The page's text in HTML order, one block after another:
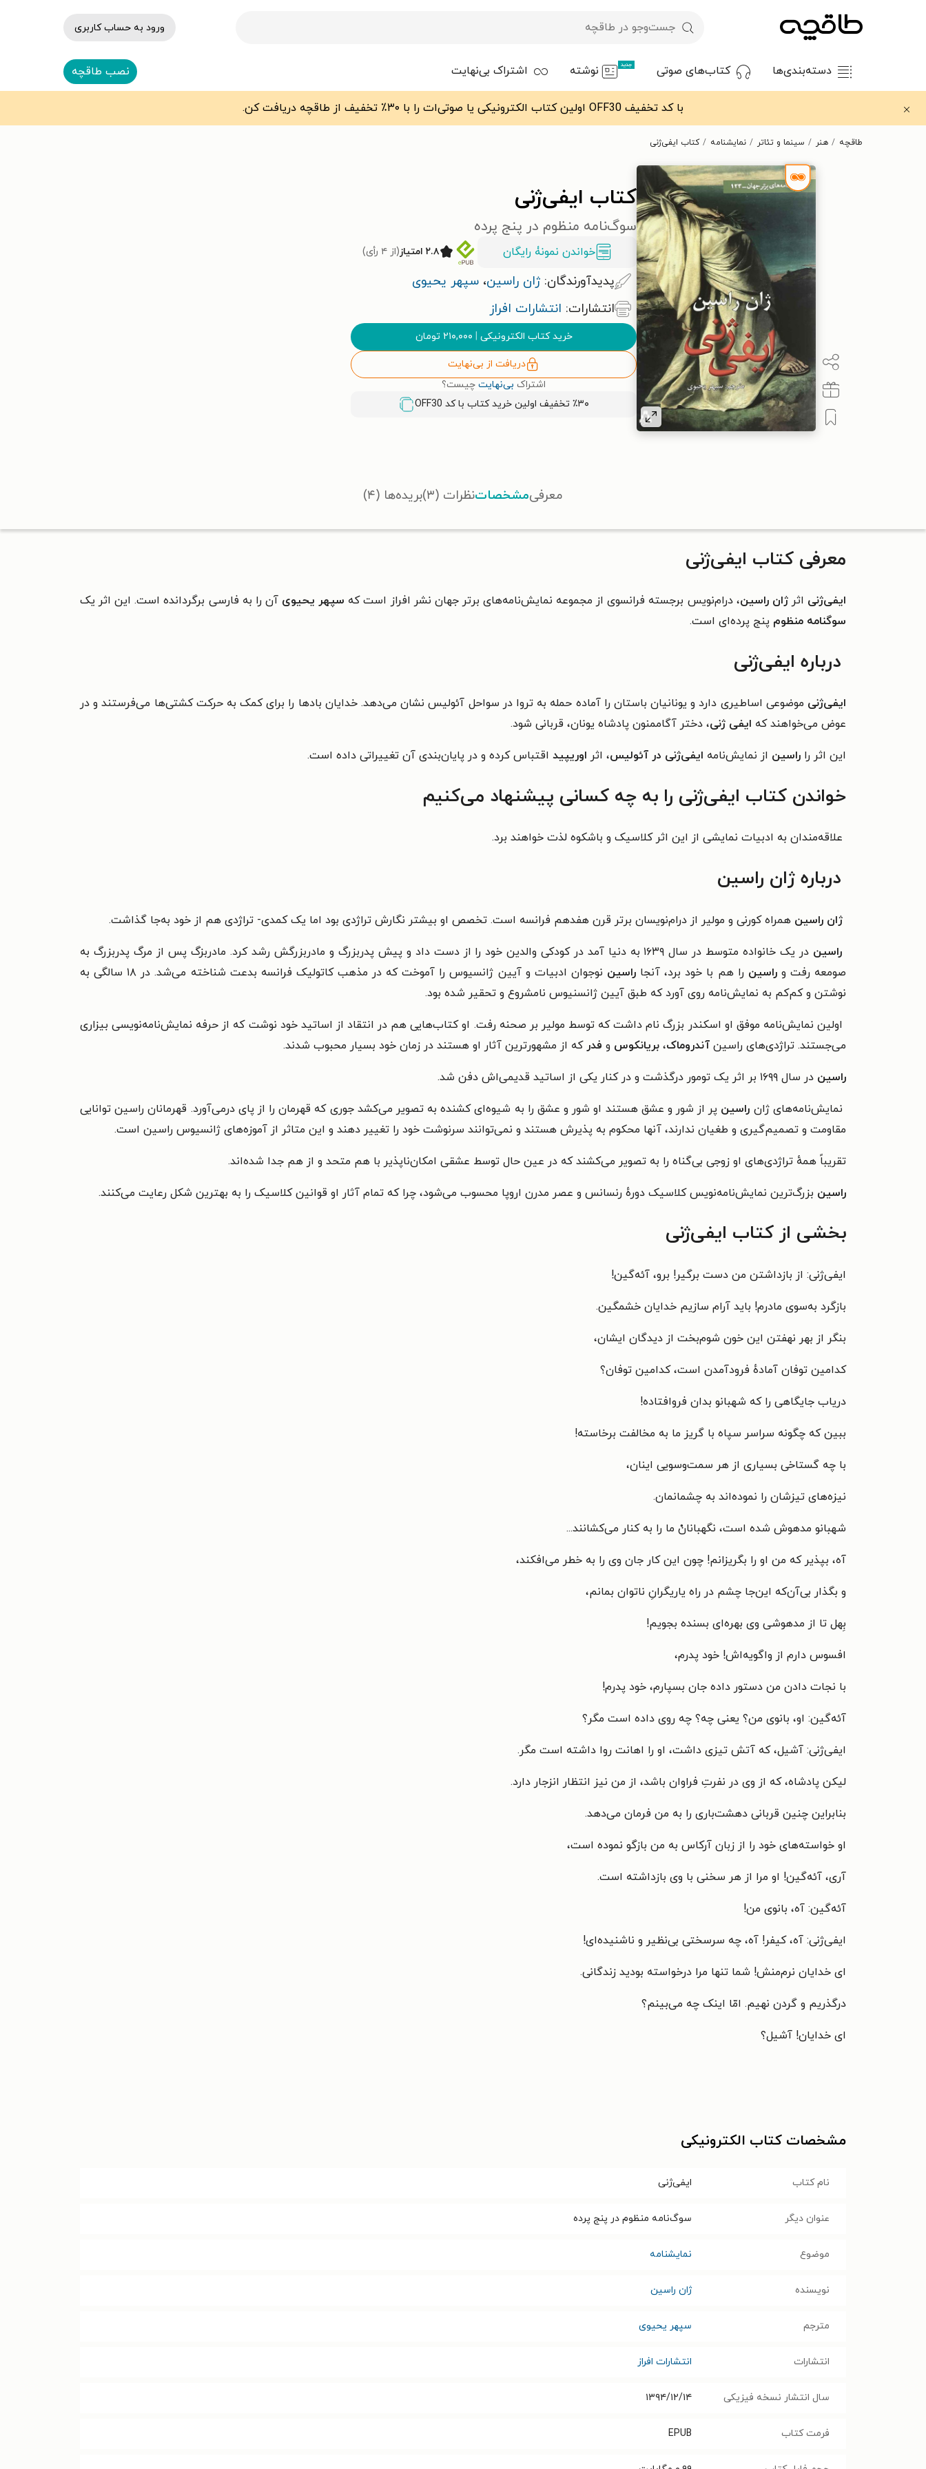
ورود به حساب کاربری
دسته‌بندی‌ها کتاب‌های صوتی جدید نوشته اشتراک بی‌نهایت نصب طاقچه
با کد تخفیف OFF30 اولین کتاب الکترونیکی یا صوتی‌ات را با ۳۰٪ تخفیف از طاقچه دریافت کن.
طاقچه هنر سینما و تئاتر نمایشنامه کتاب ایفی‌ژنی
کتاب ایفی‌ژنی
سوگ‌نامه‌ منظوم در پنج پرده
خواندن نمونۀ رایگان ۲.۸ امتیاز (از ۴ رأی)
پدیدآورندگان: ژان راسین، سپهر یحیوی
انتشارات: انتشارات افراز
خرید کتاب الکترونیکی | ۲۱۰,۰۰۰ تومان
دریافت از بی‌نهایت
اشتراک بی‌نهایت چیست؟
٪۳۰ تخفیف اولین خرید کتاب با کد
OFF30
معرفیمشخصاتنظرات (۳) بریده‌ها (۴)
معرفی کتاب ایفی‌ژنی
ایفی‌ژنی اثرژان راسین، درام‌نویس برجسته فرانسوی از مجموعه نمایش‌نامه‌های برتر جهان نشر افراز است که سپهر یحیوی آن را به فارسی برگردانده است. این اثر یک
سوگنامه منظوم پنج پرده‌ای است.
درباره ایفی‌ژنی
ایفی‌ژنی موضوعی اساطیری دارد و یونانیان باستان را آماده حمله به تروا در سواحل آئولیس نشان می‌دهد. خدایان بادها را برای کمک به حرکت کشتی‌ها می‌فرستند و در
عوض می‌خواهند که ایفی‌ ژنی، دختر آگاممنون پادشاه یونان، قربانی شود.
این اثر را راسین از نمایش‌نامه ایفی‌ژنی در آئولیس، اثر اوریپید اقتباس کرده و در پایان‌بندی آن تغییراتی داده است.
خواندن کتاب ایفی‌ژنی را به چه کسانی پیشنهاد می‌کنیم
علاقه‌مندان به ادبیات نمایشی از این اثر کلاسیک و باشکوه لذت خواهند برد.
درباره ژان راسین
ژان راسین همراه کورنی و مولیر از درام‌نویسان برتر قرن هفدهم فرانسه است. تخصص او بیشتر نگارش تراژدی بود اما یک کمدی- تراژدی هم از خود به‌جا گذاشت.
راسین
در یک خانواده متوسط در سال ۱۶۳۹ به دنیا آمد در کودکی والدین خود را از دست داد و پیش پدربزرگ و مادربزرگش رشد کرد. مادربزگ پس از مرگ پدربزرگ به
صومعه رفت وراسین را هم با خود برد، آنجاراسین
نوجوان ادبیات و آیین ژانسیوس را آموخت که در مذهب کاتولیک فرانسه بدعت شناخته می‌شد. در ۱۸ سالگی به
نوشتن و کم‌کم به نمایش‌نامه روی آورد که طبق آیین ژانسنیوس نامشروع و تحقیر شده بود.
اولین نمایش‌نامه موفق او اسکندر بزرگ نام داشت که توسط مولیر بر صحنه رفت. او کتاب‌هایی هم در انتقاد از اساتید خود نوشت که از حرفه نمایش‌نامه‌نویسی بیزاری
می‌جستند. تراژدی‌های راسین آندروماک، بریانکوس و فدرکه از مشهورترین آثار او هستند در زمان خود بسیار محبوب شدند.
راسین در سال ۱۶۹۹ بر اثر یک تومور درگذشت و در کنار یکی از اساتید قدیمی‌اش دفن شد.
نمایش‌نامه‌های ژان راسین پر از شور و عشق هستند او شور و عشق را به شیوه‌ای کشنده به تصویر می‌کشد جوری که قهرمان را از پای درمی‌آورد. قهرمانان راسین توانایی
مقاومت و تصمیم‌گیری و طغیان ندارند، آنها محکوم به پذیرش هستند و نمی‌توانند سرنوشت خود را تغییر دهند و این متاثر از آموزه‌های ژانسیوس راسین است.
تقریباً همهٔ تراژدی‌های او زوجی بی‌گناه را به تصویر می‌کشند که در عین حال توسط عشقی امکان‌ناپذیر با هم متحد و از هم جدا شده‌اند.
راسین بزرگ‌ترین نمایش‌نامه‌نویس کلاسیک دورهٔ رنسانس و عصر مدرن اروپا محسوب می‌شود، چرا که تمام آثار او قوانین کلاسیک را به بهترین شکل رعایت می‌کنند.
بخشی از کتاب ایفی‌ژنی
ایفی‌ژنی: از بازداشتن من دست برگیر! برو، آئه‌گین!
بازگرد به‌سوی مادرم! باید آرام سازیم خدایان خشمگین.
بنگر از بهر نهفتن این خون شوم‌بخت از دیدگان ایشان،
کدامین توفان آمادهٔ فرودآمدن است، کدامین توفان؟
دریاب جایگاهی را که شهبانو بدان فروافتاده!
ببین که چگونه سراسر سپاه با گریز ما به مخالفت برخاسته!
با چه گستاخی بسیاری از هر سمت‌وسویی اینان،
نیزه‌های تیزشان را نموده‌اند به چشمانمان.
شهبانو مدهوش شده است، نگهبانانْ ما را به کنار می‌کشانند...
آه، بپذیر که من او را بگریزانم! چون این کار جان وی را به خطر می‌افکند،
و بگذار بی‌آن‌که این‌جا چشم در راه یاریگرانِ ناتوان بمانم،
بِهل تا از مدهوشی وی بهره‌ای بسنده بجویم!
افسوس دارم از واگویه‌اش! خود پدرم،
با نجات دادن من دستور داده جان بسپارم، خود پدرم!
آئه‌گین: او، بانوی من؟ یعنی چه؟ چه روی داده است مگر؟
ایفی‌ژنی: آشیل، که آتش تیزی داشت، او را اهانت روا داشته است مگر.
لیکن پادشاه، که از وی در نفرتِ فراوان باشد، از من نیز انتظار انزجار دارد.
بنابراین چنین قربانی دهشت‌باری را به من فرمان می‌دهد.
او خواسته‌های خود را از زبان آرکاس به من بازگو نموده است،
آری، آئه‌گین! او مرا از هر سخنی با وی بازداشته است.
آئه‌گین: آه، بانوی من!
ایفی‌ژنی: آه، کیفر! آه، چه سرسختی بی‌نظیر و ناشنیده‌ای!
ای خدایان نرم‌منش! شما تنها مرا درخواسته بودید زندگانی.
درگذریم و گردن نهیم. امّا اینک چه می‌بینم؟
ای خدایان! آشیل؟
مشخصات کتاب الکترونیکی
نام کتاب ایفی‌ژنی
عنوان دیگر سوگ‌نامه‌ منظوم در پنج پرده
موضوع نمایشنامه
نویسنده ژان راسین
مترجم سپهر یحیوی
انتشارات انتشارات افراز
سال انتشار نسخه فیزیکی ۱۳۹۴/۱۲/۱۴
فرمت کتاب EPUB